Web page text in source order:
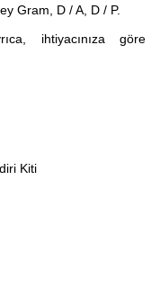
Gram, D / A, D / P.
ihtiyacınıza göre
Kiti